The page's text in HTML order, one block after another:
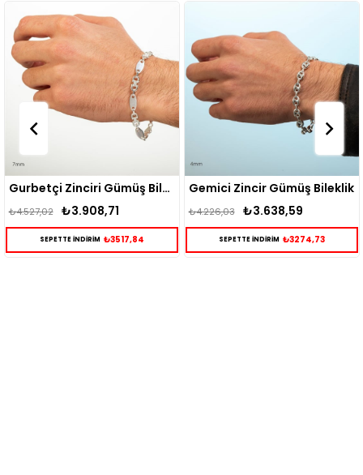
Gurbetçi Zinciri Gümüş Bileklik
₺3.908,71
₺4.527,02
SEPETTE İNDİRİM ₺3517,84
Gemici Zincir Gümüş Bileklik
₺3.638,59
₺4.226,03
SEPETTE İNDİRİM ₺3274,73